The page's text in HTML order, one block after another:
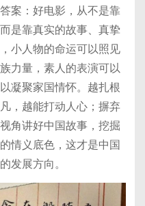
案：好电影，从不是靠
是靠真实的故事、真挚
小人物的命运可以照见
力量，素人的表演可以
凝聚家国情怀。越扎根
，越能打动人心；摒弃
角讲好中国故事，挖掘
情义底色，这才是中国
发展方向。